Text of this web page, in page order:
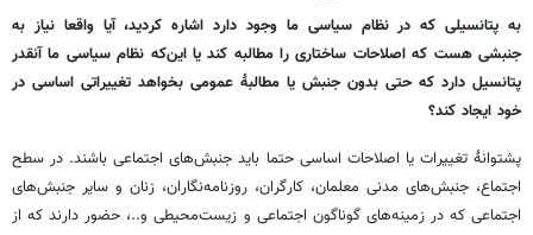
به پتانسیلی که در نظام سیاسی ما وجود دارد اشاره کردید، آیا واقعا نیاز به
جنبشی هست که اصلاحات ساختاری را مطالبه کند یا این‌که نظام سیاسی ما آنقدر
پتانسیل دارد که حتی بدون جنبش یا مطالبهٔ عمومی بخواهد تغییراتی اساسی در
خود ایجاد کند؟
پشتوانهٔ تغییرات یا اصلاحات اساسی حتما باید جنبش‌های اجتماعی باشند. در سطح
اجتماع، جنبش‌های مدنی معلمان، کارگران، روزنامه‌نگاران، زنان و سایر جنبش‌های
اجتماعی که در زمینه‌های گوناگون اجتماعی و زیست‌محیطی و..، حضور دارند که از